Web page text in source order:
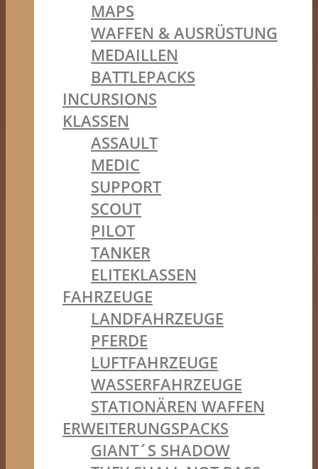
MAPS
WAFFEN & AUSRÜSTUNG
MEDAILLEN
BATTLEPACKS
INCURSIONS
KLASSEN
ASSAULT
MEDIC
SUPPORT
SCOUT
PILOT
TANKER
ELITEKLASSEN
FAHRZEUGE
LANDFAHRZEUGE
PFERDE
LUFTFAHRZEUGE
WASSERFAHRZEUGE
STATIONÄREN WAFFEN
ERWEITERUNGSPACKS
GIANT´S SHADOW